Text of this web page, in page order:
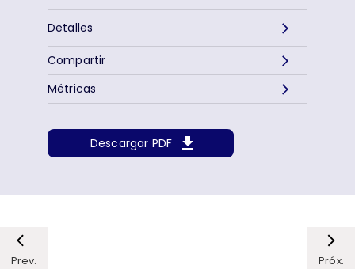
Detalles
Descargar PDF
Métricas
Compartir
Prev. Próx.